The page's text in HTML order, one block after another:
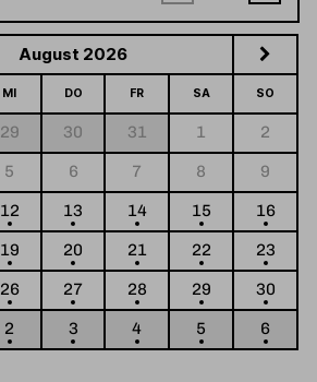
August 2026
MI DO FR SA SO
29 30 31 1
2
5 6 7 8
9
12 13 14 15
16
19 20 21 22
23
26 27 28 29
30
2 3 4 5 6